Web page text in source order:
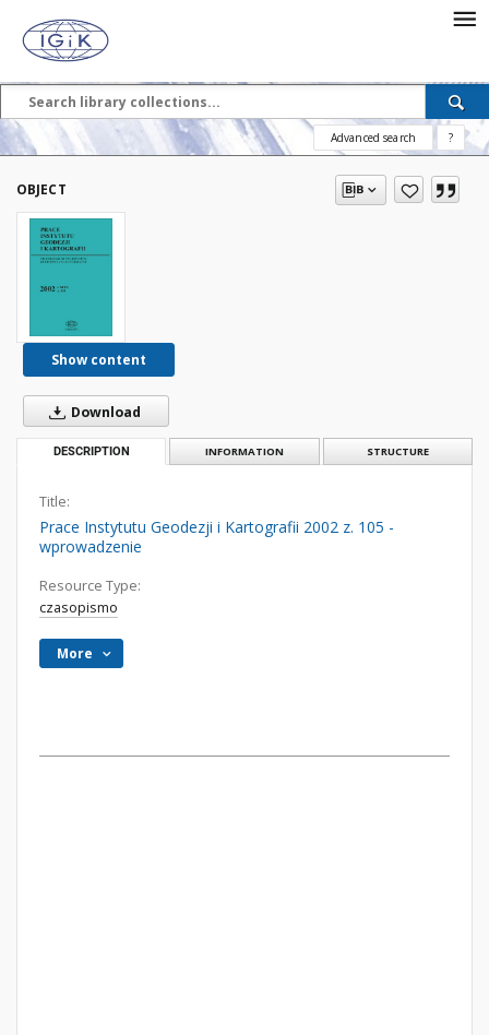
Advanced search ?
OBJECT
Show content
Download
DESCRIPTION INFORMATION STRUCTURE
Title:
Prace Instytutu Geodezji i Kartografii 2002 z. 105 -
wprowadzenie
Resource Type:
czasopismo
More